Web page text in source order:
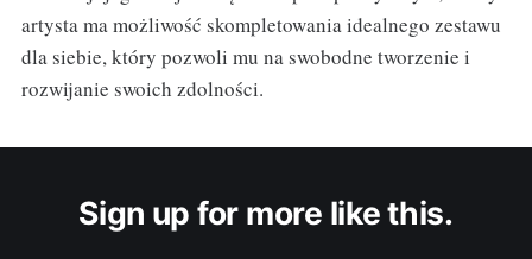
artysta ma możliwość skompletowania idealnego zestawu
dla siebie, który pozwoli mu na swobodne tworzenie i
rozwijanie swoich zdolności.
Sign up for more like this.